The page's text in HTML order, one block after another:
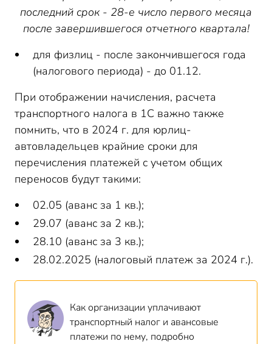
последний срок - 28-е число первого месяца
после завершившегося отчетного квартала!
для физлиц - после закончившегося года
(налогового периода) - до 01.12.
При отображении начисления, расчета
транспортного налога в 1С важно также
помнить, что в 2024 г. для юрлиц-
автовладельцев крайние сроки для
перечисления платежей с учетом общих
переносов будут такими:
02.05 (аванс за 1 кв.);
29.07 (аванс за 2 кв.);
28.10 (аванс за 3 кв.);
28.02.2025 (налоговый платеж за 2024 г.).
Как организации уплачивают
транспортный налог и авансовые
платежи по нему, подробно